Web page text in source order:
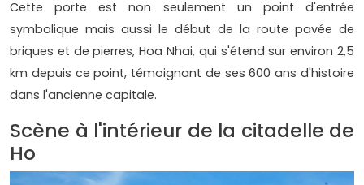
Cette porte est non seulement un point d'entrée
symbolique mais aussi le début de la route pavée de
briques et de pierres, Hoa Nhai, qui s'étend sur environ 2,5
km depuis ce point, témoignant de ses 600 ans d'histoire
dans l'ancienne capitale.
Scène à l'intérieur de la citadelle de
Ho